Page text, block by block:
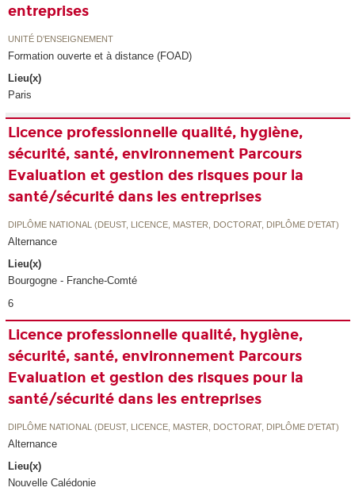
entreprises
UNITÉ D’ENSEIGNEMENT
Formation ouverte et à distance (FOAD)
Lieu(x)
Paris
Licence professionnelle qualité, hygiène,
sécurité, santé, environnement Parcours
Evaluation et gestion des risques pour la
santé/sécurité dans les entreprises
DIPLÔME NATIONAL (DEUST, LICENCE, MASTER, DOCTORAT, DIPLÔME D'ETAT)
Alternance
Lieu(x)
Bourgogne - Franche-Comté
6
Licence professionnelle qualité, hygiène,
sécurité, santé, environnement Parcours
Evaluation et gestion des risques pour la
santé/sécurité dans les entreprises
DIPLÔME NATIONAL (DEUST, LICENCE, MASTER, DOCTORAT, DIPLÔME D'ETAT)
Alternance
Lieu(x)
Nouvelle Calédonie